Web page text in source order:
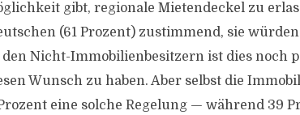
gibt, regionale Mietendeckel zu
(61 Prozent) zustimmend, sie
Nicht-Immobilienbesitzern ist dies noch
Wunsch zu haben. Aber selbst die
eine solche Regelung — während 39